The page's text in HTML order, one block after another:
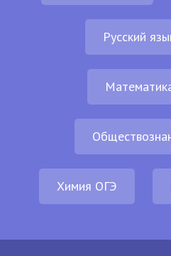
Русский
Химия ОГЭ